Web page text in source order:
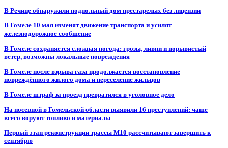
В Речице обнаружили подпольный дом престарелых без лицензии
В Гомеле 10 мая изменят движение транспорта и усилят
железнодорожное сообщение
В Гомеле сохраняется сложная погода: грозы, ливни и порывистый
ветер, возможны локальные повреждения
В Гомеле после взрыва газа продолжается восстановление
повреждённого жилого дома и переселение жильцов
В Гомеле штраф за проезд превратился в уголовное дело
На посевной в Гомельской области выявили 16 преступлений: чаще
всего воруют топливо и материалы
Первый этап реконструкции трассы М10 рассчитывают завершить к
сентябрю